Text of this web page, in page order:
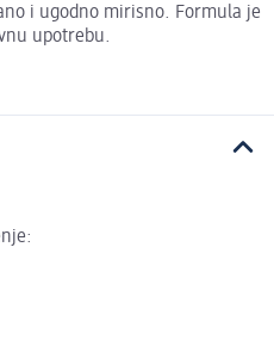
i ugodno mirisno. Formula je
upotrebu.